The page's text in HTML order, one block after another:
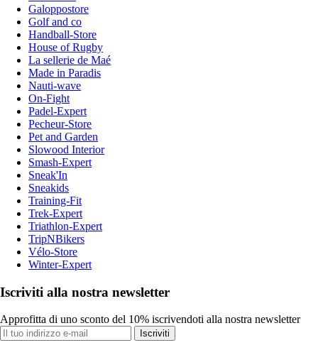
Galoppostore
Golf and co
Handball-Store
House of Rugby
La sellerie de Maé
Made in Paradis
Nauti-wave
On-Fight
Padel-Expert
Pecheur-Store
Pet and Garden
Slowood Interior
Smash-Expert
Sneak'In
Sneakids
Training-Fit
Trek-Expert
Triathlon-Expert
TripNBikers
Vélo-Store
Winter-Expert
Iscriviti alla nostra newsletter
Approfitta di uno sconto del 10% iscrivendoti alla nostra newsletter
Iscriviti